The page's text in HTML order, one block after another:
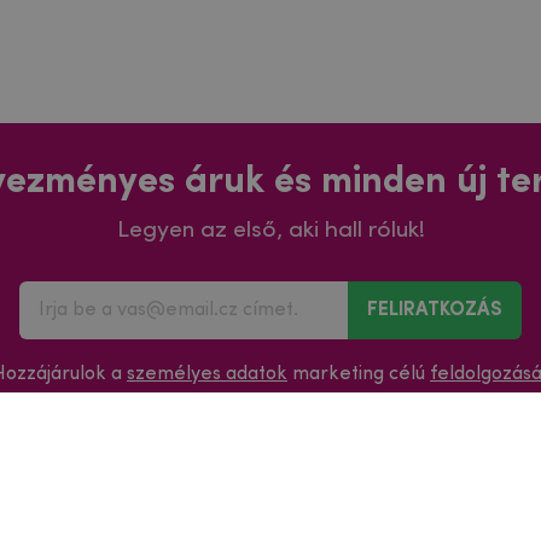
áruk és minden új
Legyen az első, aki hall róluk!
FELIRATKOZÁS
a személyes adatok marketing célú